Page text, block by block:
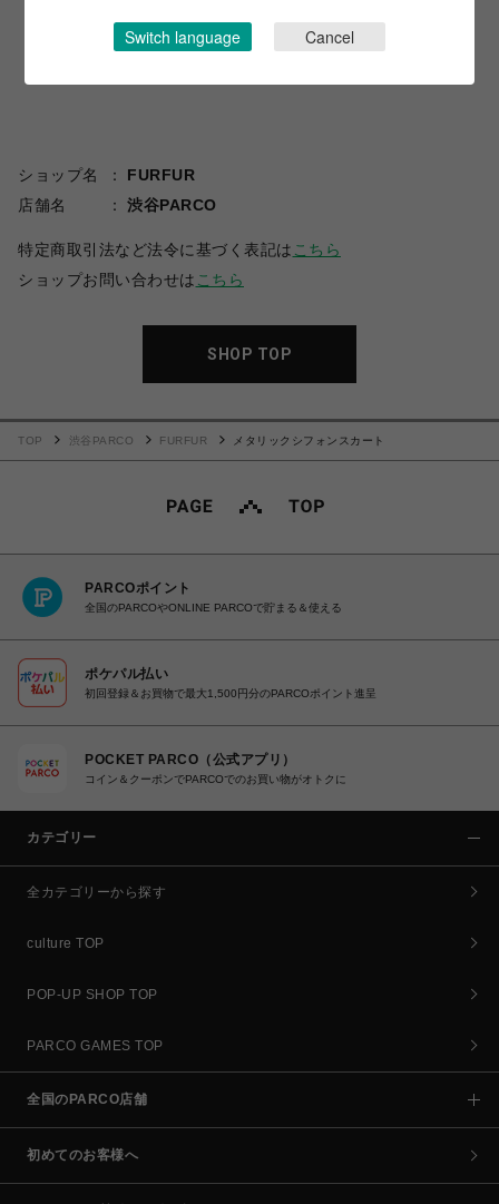
ショップ名
FURFUR
店舗名
渋谷PARCO
特定商取引法など法令に基づく表記は こちら
ショップお問い合わせは こちら
SHOP TOP
TOP 渋谷PARCO FURFUR メタリックシフォンスカート
PARCOポイント
全国のPARCOやONLINE PARCOで貯まる＆使える
ポケパル払い
初回登録＆お買物で最大1,500円分のPARCOポイント進呈
POCKET PARCO（公式アプリ）
コイン＆クーポンでPARCOでのお買い物がオトクに
カテゴリー
全カテゴリーから探す
culture TOP
POP-UP SHOP TOP
PARCO GAMES TOP
全国のPARCO店舗
初めてのお客様へ
Switch language Cancel